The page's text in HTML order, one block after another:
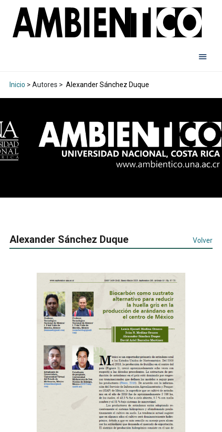
Inicio > Autores > Alexander Sánchez Duque
Alexander Sánchez Duque Volver